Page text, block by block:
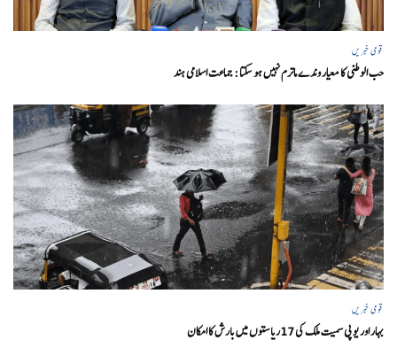
قومی خبریں
حب الوطنی کا معیار وندے ماترم نہیں ہو سکتا : جماعت اسلامی ہند
قومی خبریں
بہار اور یو پی سمیت ملک کی 17ریاستوں میں بارش کا امکان